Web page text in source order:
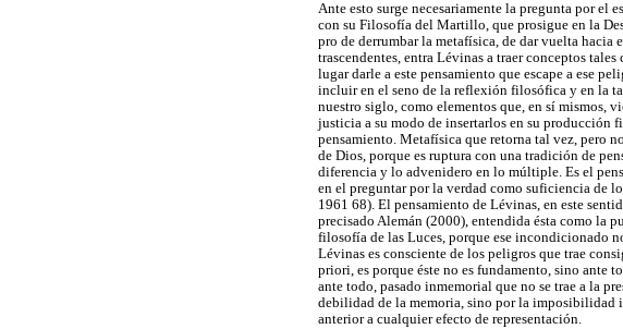
Ante esto surge necesariamente la pregunta por el
con su Filosofía del Martillo, que prosigue en la
pro de derrumbar la metafísica, de dar vuelta
trascendentes, entra Lévinas a traer conceptos
lugar darle a este pensamiento que escape a ese
incluir en el seno de la reflexión filosófica y en la
nuestro siglo, como elementos que, en sí mismos,
justicia a su modo de insertarlos en su producción
pensamiento. Metafísica que retorna tal vez, pero
de Dios, porque es ruptura con una tradición de
diferencia y lo advenidero en lo múltiple. Es el
en el preguntar por la verdad como suficiencia de
1961 68). El pensamiento de Lévinas, en este
precisado Alemán (2000), entendida ésta como la
filosofía de las Luces, porque ese incondicionado
Lévinas es consciente de los peligros que trae
priori, es porque éste no es fundamento, sino ante
ante todo, pasado inmemorial que no se trae a la
debilidad de la memoria, sino por la imposibilidad
anterior a cualquier efecto de representación.